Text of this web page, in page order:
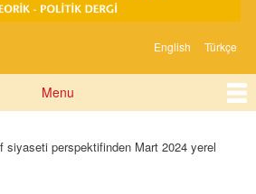
English Türkçe
Menu
siyaseti perspektifinden Mart 2024 yerel